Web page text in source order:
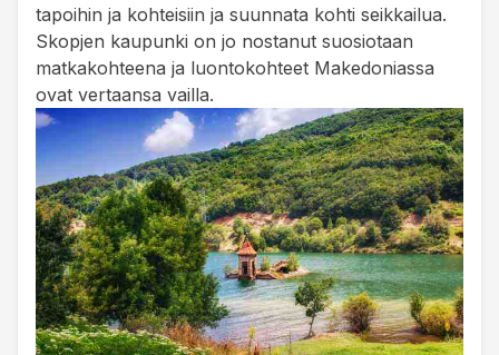
tapoihin ja kohteisiin ja suunnata kohti seikkailua.
Skopjen kaupunki on jo nostanut suosiotaan
matkakohteena ja luontokohteet Makedoniassa
ovat vertaansa vailla.